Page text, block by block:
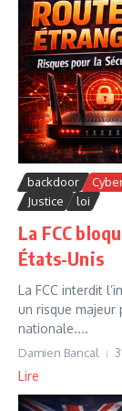
backdoor
Justice
loi
La FCC
États-Unis
La FCC interdit
un risque majeur
nationale....
Damien Bancal
Lire